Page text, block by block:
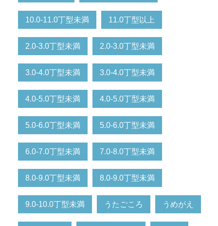
10.0-11.0丁型未満 11.0丁型以上
2.0-3.0丁型未満 2.0-3.0丁型未満
3.0-4.0丁型未満 3.0-4.0丁型未満
4.0-5.0丁型未満 4.0-5.0丁型未満
5.0-6.0丁型未満 5.0-6.0丁型未満
6.0-7.0丁型未満 7.0-8.0丁型未満
8.0-9.0丁型未満 8.0-9.0丁型未満
9.0-10.0丁型未満 うたごころ うめがえ